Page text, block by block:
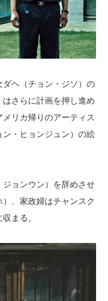
ヘ（チョン・ジソ）の
さらに計画を押し進め
リカ帰りのアーティス
ン・ヒョンジュン）の絵
ョンウン）を辞めさせ
、家政婦はチャンスク
まる。